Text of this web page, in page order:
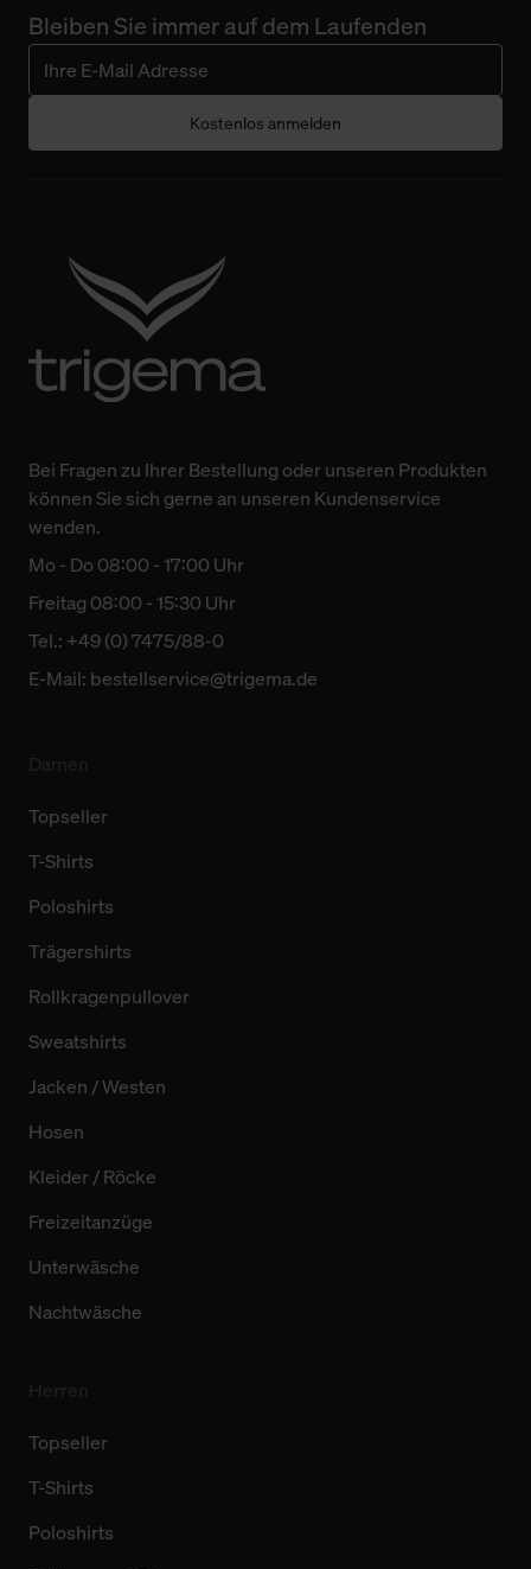
Bleiben Sie immer auf dem Laufenden
Kostenlos anmelden
Bei Fragen zu Ihrer Bestellung oder unseren Produkten
können Sie sich gerne an unseren Kundenservice
wenden.
Mo - Do 08:00 - 17:00 Uhr
Freitag 08:00 - 15:30 Uhr
Tel.: +49 (0) 7475/88-0
E-Mail: bestellservice@trigema.de
Topseller
T-Shirts
Poloshirts
Trägershirts
Rollkragenpullover
Sweatshirts
Jacken / Westen
Hosen
Kleider / Röcke
Freizeitanzüge
Unterwäsche
Nachtwäsche
Topseller
T-Shirts
Poloshirts